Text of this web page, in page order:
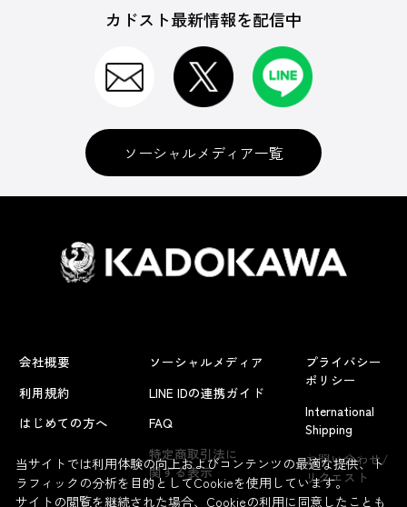
よくあるお問い合わせ
カドスト最新情報を配信中
ソーシャルメディア一覧
会社概要
利用規約
はじめての方へ
ソーシャルメディア
LINE IDの連携ガイド
FAQ
特定商取引法に
関する表示
プライバシー
ポリシー
International
Shipping
お問い合わせ/
リクエスト
当サイトでは利用体験の向上およびコンテンツの最適な提供、ト
ラフィックの分析を目的としてCookieを使用しています。
サイトの閲覧を継続された場合、Cookieの利用に同意したことも